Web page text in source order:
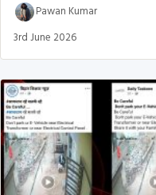
Pawan Kumar
3rd June 2026